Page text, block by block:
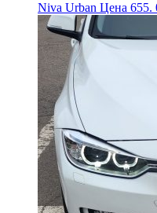
Niva Urban Цена 655.